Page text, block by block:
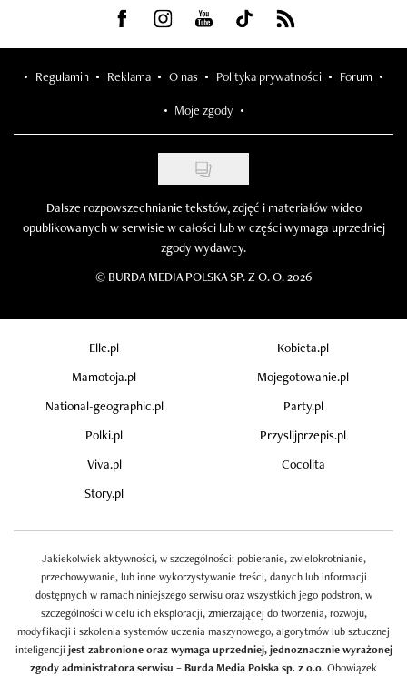
Visit us on Facebook
Visit us on Instagram
Visit us on Youtube
Visit us on Tiktok
Visit us on Rss
Regulamin Reklama O nas Polityka prywatności Forum
Moje zgody
Dalsze rozpowszechnianie tekstów, zdjęć i materiałów wideo
opublikowanych w serwisie w całości lub w części wymaga uprzedniej
zgody wydawcy.
© BURDA MEDIA POLSKA SP. Z O. O. 2026
Elle.pl
Kobieta.pl
Mamotoja.pl
Mojegotowanie.pl
National-geographic.pl
Party.pl
Polki.pl
Przyslijprzepis.pl
Viva.pl
Cocolita
Story.pl
Jakiekolwiek aktywności, w szczególności: pobieranie, zwielokrotnianie,
przechowywanie, lub inne wykorzystywanie treści, danych lub informacji
dostępnych w ramach niniejszego serwisu oraz wszystkich jego podstron, w
szczególności w celu ich eksploracji, zmierzającej do tworzenia, rozwoju,
modyfikacji i szkolenia systemów uczenia maszynowego, algorytmów lub sztucznej
inteligencji jest zabronione oraz wymaga uprzedniej, jednoznacznie wyrażonej
zgody administratora serwisu – Burda Media Polska sp. z o.o.Obowiązek